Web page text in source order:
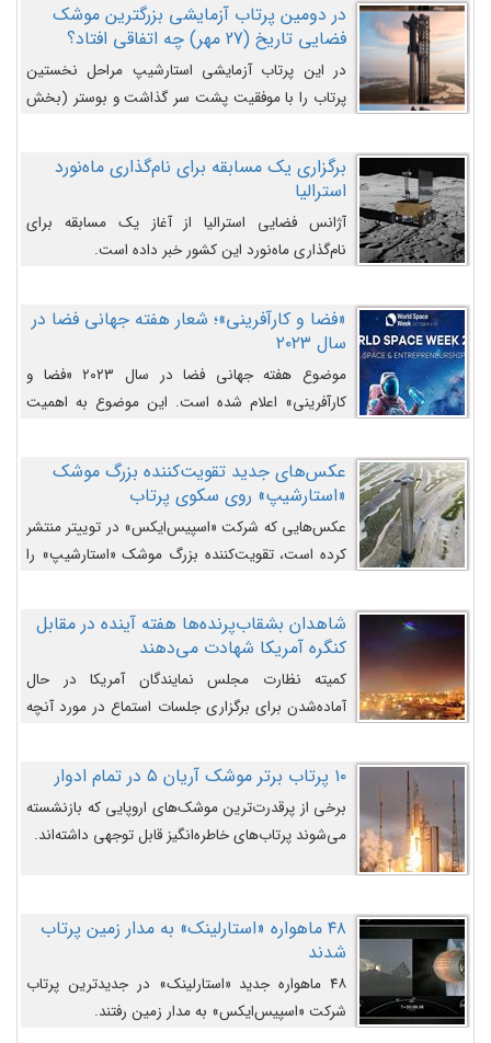
در دومین پرتاب آزمایشی بزرگترین موشک
فضایی تاریخ (27 مهر‌) چه اتفاقی افتاد؟
در این پرتاب آزمایشی استارشیپ مراحل نخستین
پرتاب را با موفقیت پشت سر گذاشت و بوستر (بخش
را وارد مسیر از پیش تعیین‌شده کند و سپس با یک
مکانیزم جدید با موفقیت از آن جدا شود. ‌
برگزاری یک مسابقه برای نام‌گذاری ماه‌نورد
استرالیا
آژانس فضایی استرالیا از آغاز یک مسابقه برای
نام‌گذاری ماه‌نورد این کشور خبر داده است.
«فضا و کارآفرینی»؛ شعار هفته جهانی فضا در
سال ۲۰۲۳
موضوع هفته جهانی فضا در سال ۲۰۲۳ «فضا و
کارآفرینی» اعلام شده است. این موضوع به اهمیت
روزافزون کارآفرینی در حوزه فضایی و مزایای جدیدی که
کارآفرینان این حوزه ایجاد می‌کنند، می‌پردازد.
عکس‌های جدید تقویت‌کننده بزرگ موشک
«استارشیپ» روی سکوی پرتاب
عکس‌هایی که شرکت «اسپیس‌ایکس» در توییتر منتشر
کرده است، تقویت‌کننده بزرگ موشک «استارشیپ» را
شاهدان بشقاب‌پرنده‌ها هفته آینده در مقابل
کنگره آمریکا شهادت می‌دهند
کمیته نظارت مجلس نمایندگان آمریکا در حال
آماده‌شدن برای برگزاری جلسات استماع در مورد آنچه
می‌دانند، است و قرار است افشاگران یوفوها هفته آینده
در مقابل آنها شهادت دهند.۱۰ پرتاب برتر موشک آریان ۵ در تمام ادوار
برخی از پرقدرت‌ترین موشک‌های اروپایی که بازنشسته
می‌شوند پرتاب‌های خاطره‌انگیز قابل توجهی داشته‌اند.
۴۸ ماهواره «استارلینک» به مدار زمین پرتاب
شدند
۴۸ ماهواره جدید «استارلینک» در جدیدترین پرتاب
شرکت «اسپیس‌ایکس» به مدار زمین رفتند.